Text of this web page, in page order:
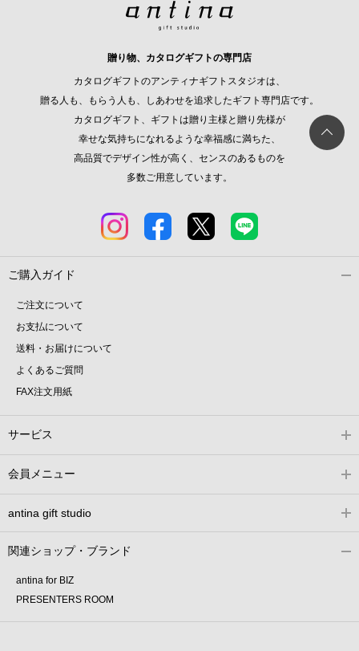
贈り物、カタログギフトの専門店
カタログギフトのアンティナギフトスタジオは、
贈る人も、もらう人も、しあわせを追求したギフト専門店です。
カタログギフト、ギフトは贈り主様と贈り先様が
幸せな気持ちになれるような幸福感に満ちた、
高品質でデザイン性が高く、センスのあるものを
多数ご用意しています。
ご購入ガイド
ご注文について
お支払について
送料・お届けについて
よくあるご質問
FAX注文用紙
サービス
会員メニュー
antina gift studio
関連ショップ・ブランド
antina for BIZ
PRESENTERS ROOM